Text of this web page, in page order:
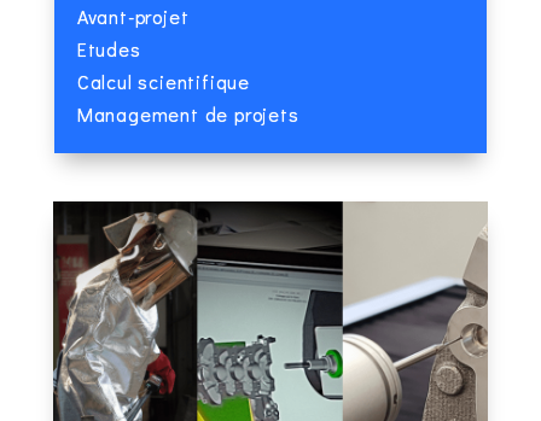
Avant-projet
Etudes
Calcul scientifique
Management de projets